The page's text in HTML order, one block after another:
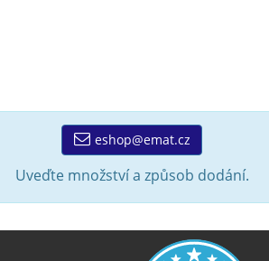
eshop@emat.cz
Uveďte množství a způsob dodání.